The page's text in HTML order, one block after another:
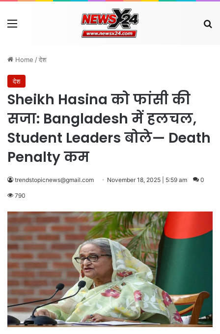
Menu
Home /देश
देश
Sheikh Hasina को फांसी की
सजा: Bangladesh में हलचल,
Student Leaders बोले— Death
Penalty कम
trendstopicnews@gmail.com November 18, 2025 | 5:59 am 0
790